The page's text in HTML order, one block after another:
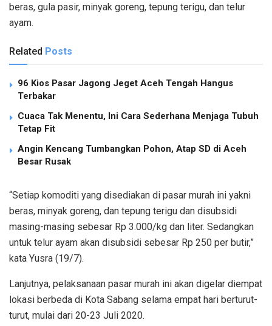
beras, gula pasir, minyak goreng, tepung terigu, dan telur
ayam.
Related Posts
96 Kios Pasar Jagong Jeget Aceh Tengah Hangus
Terbakar
Cuaca Tak Menentu, Ini Cara Sederhana Menjaga Tubuh
Tetap Fit
Angin Kencang Tumbangkan Pohon, Atap SD di Aceh
Besar Rusak
“Setiap komoditi yang disediakan di pasar murah ini yakni
beras, minyak goreng, dan tepung terigu dan disubsidi
masing-masing sebesar Rp 3.000/kg dan liter. Sedangkan
untuk telur ayam akan disubsidi sebesar Rp 250 per butir,”
kata Yusra (19/7).
Lanjutnya, pelaksanaan pasar murah ini akan digelar diempat
lokasi berbeda di Kota Sabang selama empat hari berturut-
turut, mulai dari 20-23 Juli 2020.